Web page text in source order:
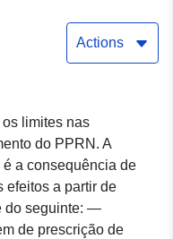
do
dos
—
04/1999
Actions
limites nas
do PPRN. A
a consequência de
efeitos a partir de
do seguinte: —
de prescrição de